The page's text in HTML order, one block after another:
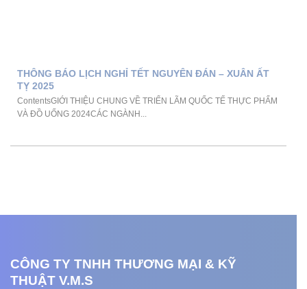
THÔNG BÁO LỊCH NGHỈ TẾT NGUYÊN ĐÁN – XUÂN ẤT
TỴ 2025
ContentsGIỚI THIỆU CHUNG VỀ TRIỂN LÃM QUỐC TẾ THỰC PHẨM
VÀ ĐỒ UỐNG 2024CÁC NGÀNH...
CÔNG TY TNHH THƯƠNG MẠI & KỸ
THUẬT V.M.S